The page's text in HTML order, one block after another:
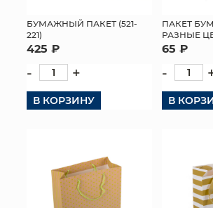
МЯГКИЕ ИГРУШКИ
КОРЗИНЫ
ЯЩИКИ
ИСКУССТВЕННЫЕ ЦВЕТЫ
ПАКЕТЫ И СУМКИ
БУМАЖНЫЙ ПАКЕТ (521-
221)
425 ₽
- +
В КОРЗИНУ
ПАКЕТ
РАЗНЫЕ
65 ₽
-
В